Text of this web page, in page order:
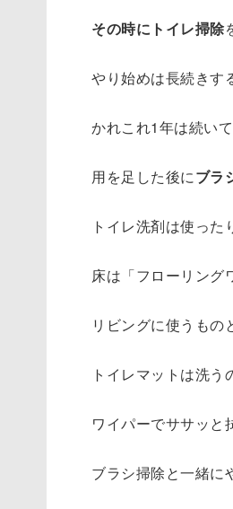
か
1
3
の
除
その時にトイレ掃除
やり始めは長続きす
かれこれ1年は続いて
用を足した後にブラ
トイレ洗剤は使った
床は「フローリング
リビングに使うもの
トイレマットは洗う
ワイパーでササッと
ブラシ掃除と一緒に